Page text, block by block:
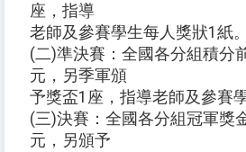
座，指導
老師及參賽學生每人獎狀1紙。
(二)準決賽：全國各分組積分
元，另季軍頒
予獎盃1座，指導老師及參賽
(三)決賽：全國各分組冠軍獎
元，另頒予